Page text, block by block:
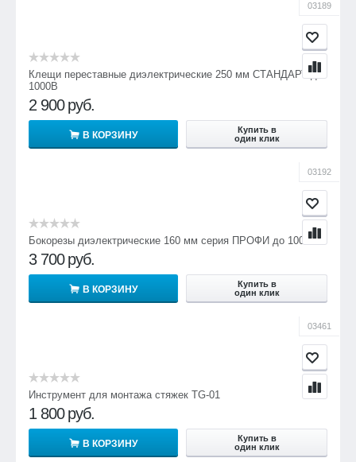
03189
Клещи переставные диэлектрические 250 мм СТАНДАРТ до
1000В
2 900 руб.
В КОРЗИНУ
Купить в
один клик
03192
Бокорезы диэлектрические 160 мм серия ПРОФИ до 1000В
3 700 руб.
В КОРЗИНУ
Купить в
один клик
03461
Инструмент для монтажа стяжек TG-01
1 800 руб.
В КОРЗИНУ
Купить в
один клик